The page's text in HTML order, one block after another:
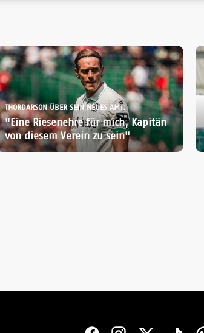
THORDARSON ÜBER SEIN NEUES AMT:
"Eine Riesenehre für mich, Kapitän
von diesem Verein zu sein"